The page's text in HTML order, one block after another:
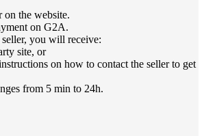
on the website.
on G2A.
you will receive:
site, or
on how to contact the seller to get
from 5 min to 24h.